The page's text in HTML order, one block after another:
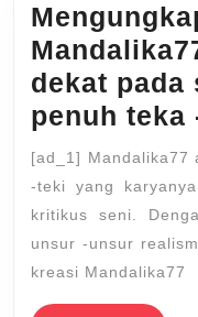
dekat pada
penuh teka
[ad_1] Mandalika77
-teki yang
kritikus seni.
unsur -unsur
kreasi Mandalika77